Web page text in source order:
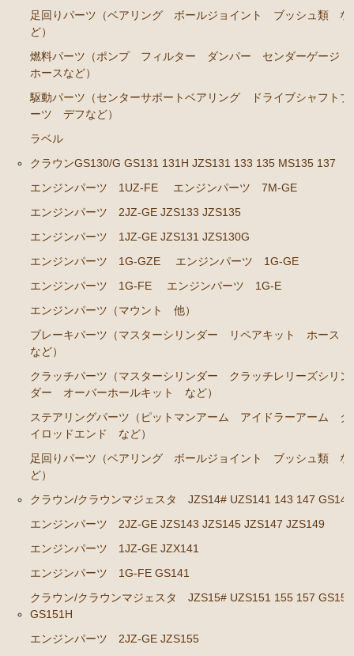
ーズシリンダー オーバーホールキット など）
エンジンパーツ
イグナイター
汎用品
添加剤 漏れ止め剤（エンジン ラジエーター パワー
足回りパーツ（ベアリング ボールジョイント ブッシュ類 な
ど）
燃料パーツ（ポンプ フィルター ダンパー センダーゲージ
ホースなど）
駆動パーツ（センターサポートベアリング ドライブシャフトブ
ーツ デフなど）
ラベル
クラウンGS130/G GS131 131H JZS131 133 135 MS135 137
エンジンパーツ 1UZ-FE
エンジンパーツ 7M-GE
エンジンパーツ 2JZ-GE JZS133 JZS135
エンジンパーツ 1JZ-GE JZS131 JZS130G
エンジンパーツ 1G-GZE
エンジンパーツ 1G-GE
エンジンパーツ 1G-FE
エンジンパーツ 1G-E
エンジンパーツ（マウント 他）
ブレーキパーツ（マスターシリンダー リペアキット ホース
など）
クラッチパーツ（マスターシリンダー クラッチレリーズシリン
ダー オーバーホールキット など）
ステアリングパーツ（ピットマンアーム アイドラーアーム タ
イロッドエンド など）
足回りパーツ（ベアリング ボールジョイント ブッシュ類 な
ど）
クラウン/クラウンマジェスタ JZS14# UZS141 143 147 GS141
エンジンパーツ 2JZ-GE JZS143 JZS145 JZS147 JZS149
エンジンパーツ 1JZ-GE JZX141
エンジンパーツ 1G-FE GS141
クラウン/クラウンマジェスタ JZS15# UZS151 155 157 GS151
GS151H
エンジンパーツ 2JZ-GE JZS155